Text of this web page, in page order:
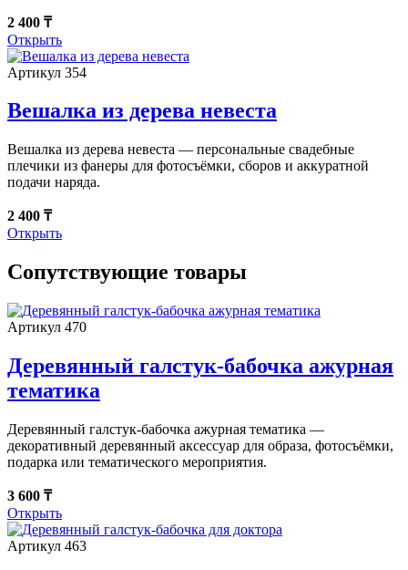
2 400 ₸
Открыть
Артикул 354
Вешалка из дерева невеста
Вешалка из дерева невеста — персональные свадебные
плечики из фанеры для фотосъёмки, сборов и аккуратной
подачи наряда.
2 400 ₸
Открыть
Сопутствующие товары
Артикул 470
Деревянный галстук-бабочка ажурная
тематика
Деревянный галстук-бабочка ажурная тематика —
декоративный деревянный аксессуар для образа, фотосъёмки,
подарка или тематического мероприятия.
3 600 ₸
Открыть
Артикул 463